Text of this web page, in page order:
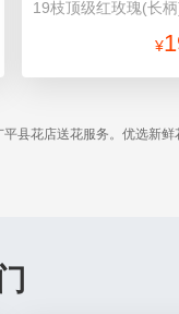
¥
县花店送花服务。优选新